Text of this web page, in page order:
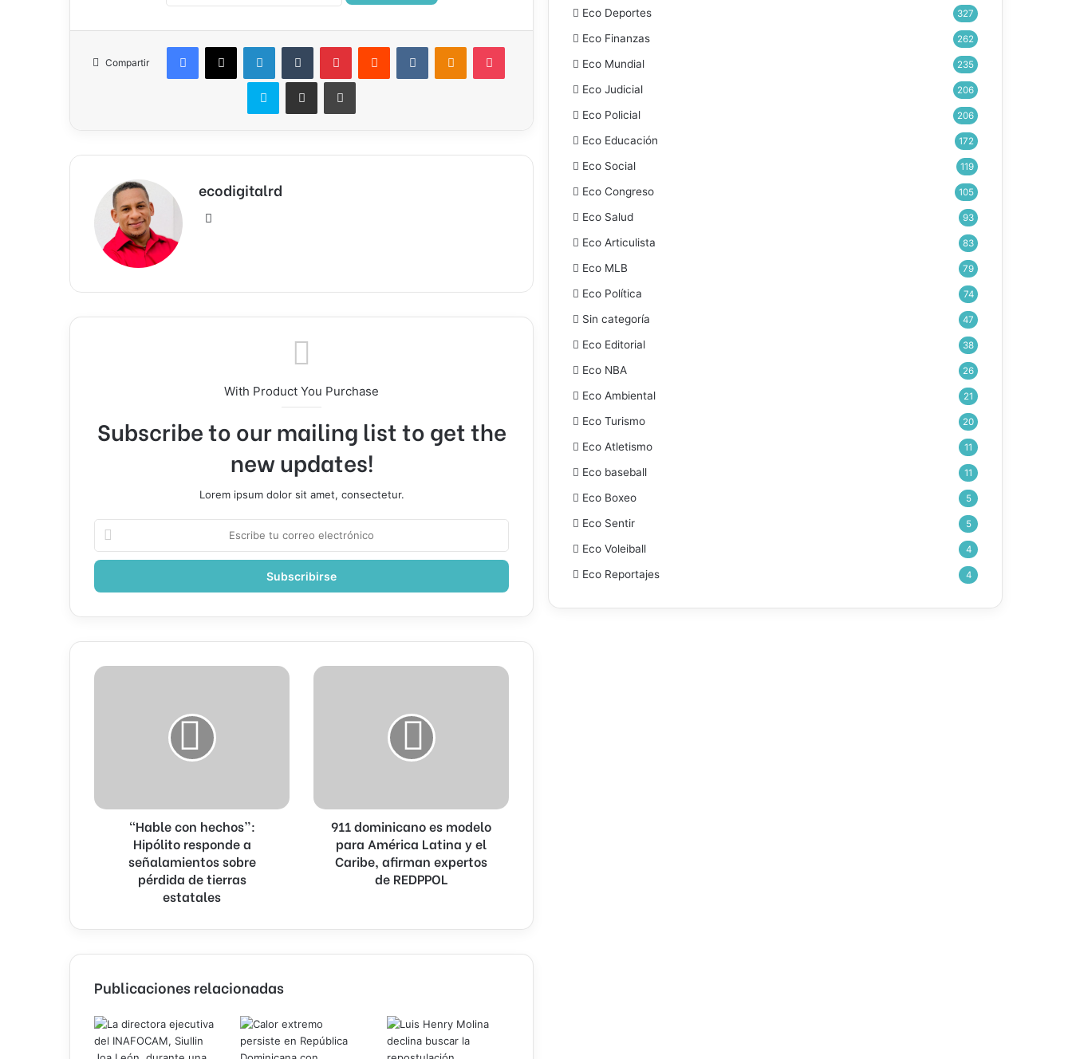
Compartir
Facebook
X LinkedInTumblr PinterestReddit VKontakteOdnoklassniki
Pocket
Skype Compartir por correo electrónicoImprimir
ecodigitalrd
With Product You Purchase
Subscribe to our mailing list to get the
new updates!
Lorem ipsum dolor sit amet, consectetur.
correo
“Hable
pérdida
estatales
“Hable con hechos”:
Hipólito responde a
señalamientos sobre
pérdida de tierras
estatales
911
el
Caribe,
afirman
expertos
911 dominicano es modelo
para América Latina y el
Caribe, afirman expertos
de REDPPOL
Publicaciones relacionadas
Eco Deportes 327
Eco Finanzas 262
Eco Mundial 235
Eco Judicial 206
Eco Policial 206
Eco Educación 172
Eco Social 119
Eco Congreso 105
Eco Salud 93
Eco Articulista 83
Eco MLB 79
Eco Política 74
Sin categoría 47
Eco Editorial 38
Eco NBA 26
Eco Ambiental 21
Eco Turismo 20
Eco Atletismo 11
Eco baseball 11
Eco Boxeo 5
Eco Sentir 5
Eco Voleiball 4
Eco Reportajes 4